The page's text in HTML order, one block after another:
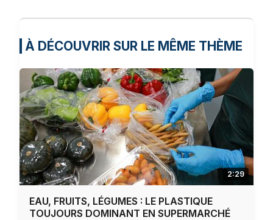
À DÉCOUVRIR SUR LE MÊME THÈME
2:29
EAU, FRUITS, LÉGUMES : LE PLASTIQUE
TOUJOURS DOMINANT EN SUPERMARCHÉ